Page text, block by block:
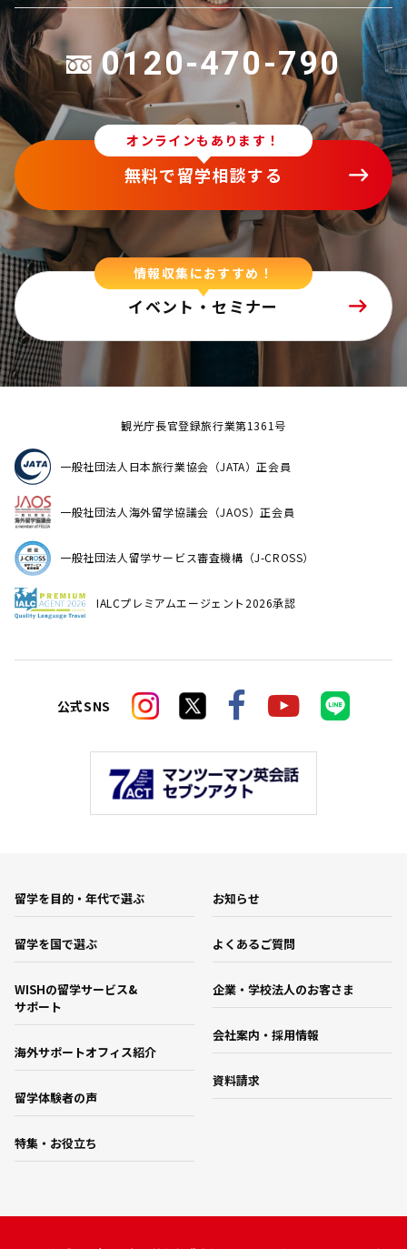
0120-470-790
オンラインもあります！
無料で留学相談する
情報収集におすすめ！
イベント・セミナー
観光庁長官登録旅行業第1361号
一般社団法人日本旅行業協会（JATA）正会員
一般社団法人海外留学協議会（JAOS）正会員
一般社団法人留学サービス審査機構（J-CROSS）
IALCプレミアムエージェント2026承認
公式SNS
留学を目的・年代で選ぶ
留学を国で選ぶ
WISHの留学サービス&
サポート
海外サポートオフィス紹介
留学体験者の声
特集・お役立ち
お知らせ
よくあるご質問
企業・学校法人のお客さま
会社案内・採用情報
資料請求